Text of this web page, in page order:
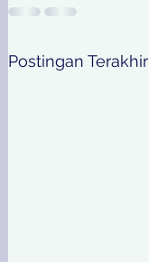
Postingan Terakhir